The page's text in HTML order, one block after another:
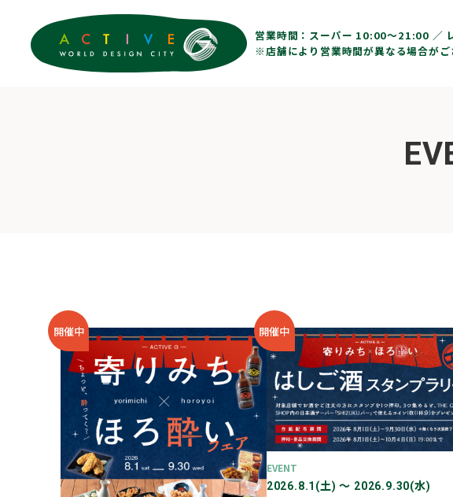
営業時間： スーパー 10:00〜21:00 ／
※店舗により営業時間が異なる場合がご
開催中 開催中
EVENT
2026.8.1(土) 〜 2026.9.30(水)